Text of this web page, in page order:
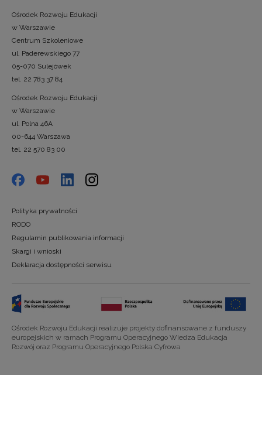
Ośrodek Rozwoju Edukacji
w Warszawie
Centrum Szkoleniowe
ul. Paderewskiego 77
05-070 Sulejówek
tel. 22 783 37 84
Ośrodek Rozwoju Edukacji
w Warszawie
ul. Polna 46A
00-644 Warszawa
tel. 22 570 83 00
Polityka prywatności
RODO
Regulamin publikowania informacji
Skargi i wnioski
Deklaracja dostępności serwisu
Ośrodek Rozwoju Edukacji realizuje projekty dofinansowane z funduszy
europejskich w ramach Programu Operacyjnego Wiedza Edukacja
Rozwój oraz Programu Operacyjnego Polska Cyfrowa